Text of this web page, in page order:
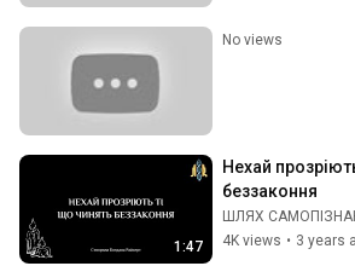
No views
1:47
Нехай
беззаконня
ШЛЯХ
4K views • 3 years